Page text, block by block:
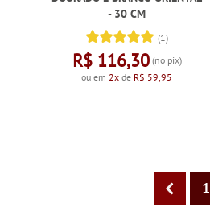
- 30 CM
(1)
R$ 116,30(no pix)
ou em2x de R$ 59,95
1